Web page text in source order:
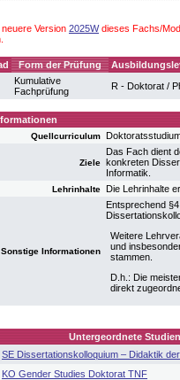
Version 2025Wdieses Fachs/
Form der Prüfung
Kumulative
Fachprüfung
R - Doktorat /
Quellcurriculum
Ziele
Das Fach dient
konkreten
Informatik.
Lehrinhalte Die Lehrinhalte
Sonstige Informationen
Entsprechend
Weitere
und
stammen.
D.h.: Die
direkt
Untergeordnete
SE Dissertationskolloquium – Didaktik
KO Gender Studies Doktorat TNF